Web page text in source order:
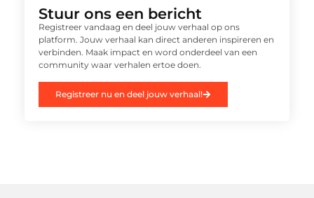
Stuur ons een bericht
Registreer vandaag en deel jouw verhaal op ons
platform. Jouw verhaal kan direct anderen inspireren en
verbinden. Maak impact en word onderdeel van een
community waar verhalen ertoe doen.
Registreer nu en deel jouw verhaal!